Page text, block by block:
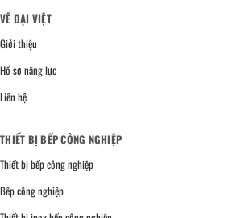
VỀ ĐẠI VIỆT
Giới thiệu
Hồ sơ năng lực
Liên hệ
THIẾT BỊ BẾP CÔNG NGHIỆP
Thiết bị bếp công nghiệp
Bếp công nghiệp